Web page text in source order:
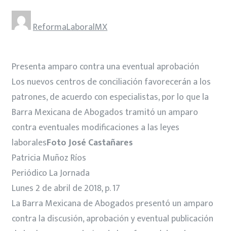
ReformaLaboralMX
Presenta amparo contra una eventual aprobación
Los nuevos centros de conciliación favorecerán a los
patrones, de acuerdo con especialistas, por lo que la
Barra Mexicana de Abogados tramitó un amparo
contra eventuales modificaciones a las leyes
laboralesFoto José Castañares
Patricia Muñoz Ríos
Periódico La Jornada
Lunes 2 de abril de 2018, p. 17
La Barra Mexicana de Abogados presentó un amparo
contra la discusión, aprobación y eventual publicación